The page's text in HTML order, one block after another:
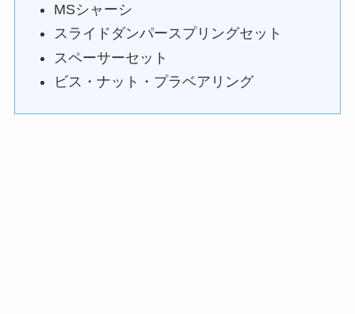
MSシャーシ
スライドダンパースプリングセット
スペーサーセット
ビス・ナット・プラベアリング